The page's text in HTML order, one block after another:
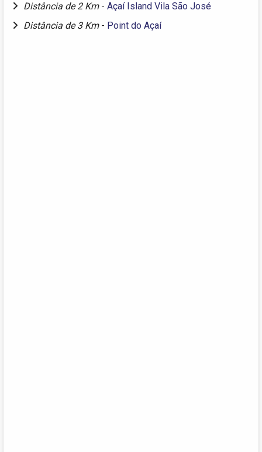
Distância de 2 Km - Açaí Island Vila São José
Distância de 3 Km - Point do Açaí